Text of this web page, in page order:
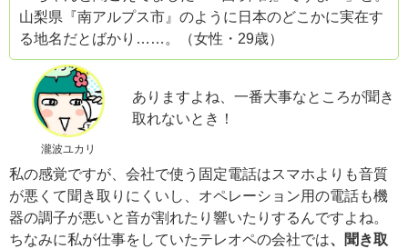
山梨県『南アルプス市』のように日本のどこかに実在す
る地名だとばかり……。（女性・29歳）
瀧波ユカリ
ありますよね、一番大事なところが聞き
取れないとき！
私の感覚ですが、会社で使う固定電話はスマホよりも音質
が悪くて聞き取りにくいし、オペレーション用の電話も機
器の調子が悪いと音が割れたり響いたりするんですよね。
ちなみに私が仕事をしていたテレオペの会社では、聞き取